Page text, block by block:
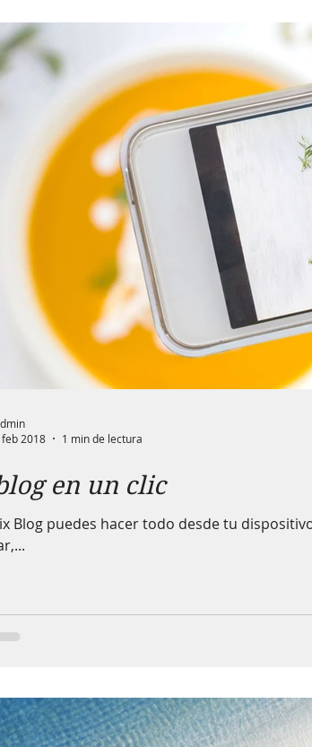
en un clic
Blog puedes hacer todo desde tu
2018
1 min de lectura